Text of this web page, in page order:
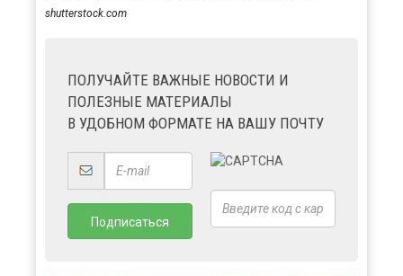
shutterstock.com
ПОЛУЧАЙТЕ ВАЖНЫЕ НОВОСТИ И
ПОЛЕЗНЫЕ МАТЕРИАЛЫ
В УДОБНОМ ФОРМАТЕ НА ВАШУ ПОЧТУ